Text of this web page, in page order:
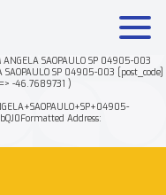
ANGELA SAOPAULO SP 04905-003
SAOPAULO SP 04905-003 [post_code]
-46.7689731 )
Address:
Rende +